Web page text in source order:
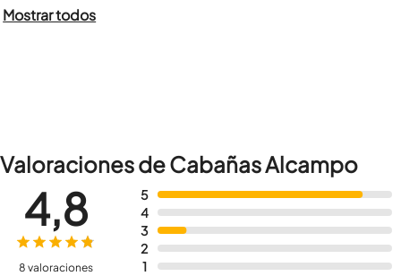
Mostrar todos
Valoraciones de Cabañas Alcampo
5
4
3
2
1
4,8
8 valoraciones